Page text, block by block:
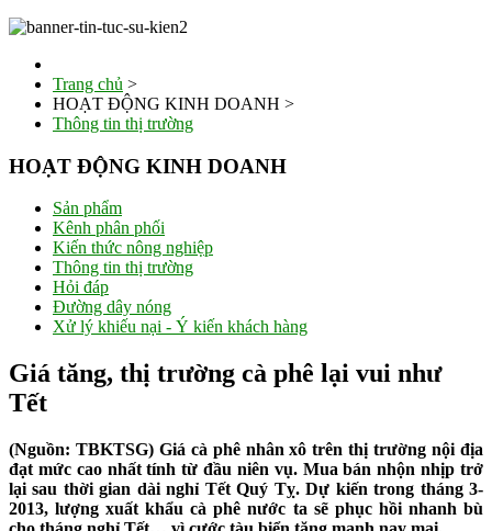
Trang chủ >
HOẠT ĐỘNG KINH DOANH >
Thông tin thị trường
HOẠT ĐỘNG KINH DOANH
Sản phẩm
Kênh phân phối
Kiến thức nông nghiệp
Thông tin thị trường
Hỏi đáp
Đường dây nóng
Xử lý khiếu nại - Ý kiến khách hàng
Giá tăng, thị trường cà phê lại vui như
Tết
(Nguồn: TBKTSG) Giá cà phê nhân xô trên thị trường nội địa
đạt mức cao nhất tính từ đầu niên vụ. Mua bán nhộn nhịp trở
lại sau thời gian dài nghỉ Tết Quý Tỵ. Dự kiến trong tháng 3-
2013, lượng xuất khẩu cà phê nước ta sẽ phục hồi nhanh bù